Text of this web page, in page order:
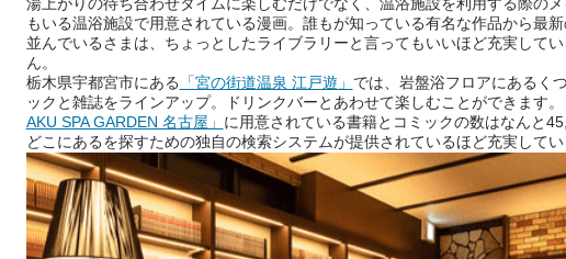
湯上がりの待ち合わせタイムに楽しむだけでなく、温浴施設を利用する際の
もいる温浴施設で用意されている漫画。誰もが知っている有名な作品から最
並んでいるさまは、ちょっとしたライブラリーと言ってもいいほど充実して
ん。
栃木県宇都宮市にある 「宮の街道温泉 江戸遊」 では、岩盤浴フロアにあるく
ックと雑誌をラインアップ。ドリンクバーとあわせて楽しむことができます
AKU SPA GARDEN 名古屋」 に用意されている書籍とコミックの数はなんと
どこにあるを探すための独自の検索システムが提供されているほど充実してい